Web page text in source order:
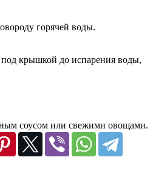
горячей воды.
крышкой до испарения воды,
соусом или свежими овощами.